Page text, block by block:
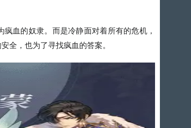
血的奴隶。而是冷静面对着所有的危机，
全，也为了寻找疯血的答案。